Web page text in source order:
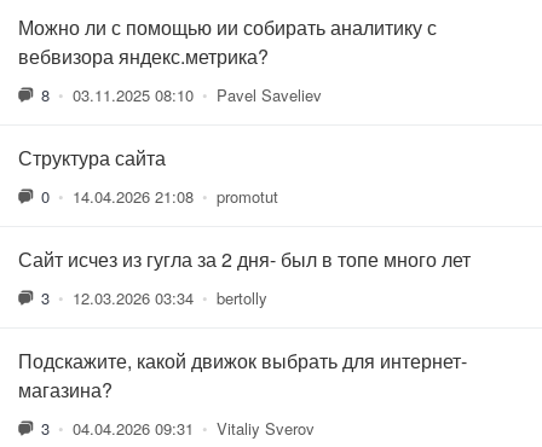
Можно ли с помощью ии собирать аналитику с
вебвизора яндекс.метрика?
8 • 03.11.2025 08:10 • Pavel Saveliev
Структура сайта
0 • 14.04.2026 21:08 • promotut
Сайт исчез из гугла за 2 дня- был в топе много лет
3 • 12.03.2026 03:34 • bertolly
Подскажите, какой движок выбрать для интернет-
магазина?
3 • 04.04.2026 09:31 • Vitaliy Sverov